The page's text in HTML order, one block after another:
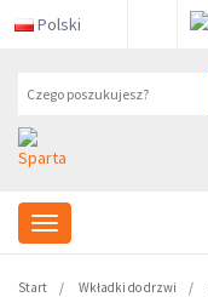
Polski
Start Wkładki do drzwi